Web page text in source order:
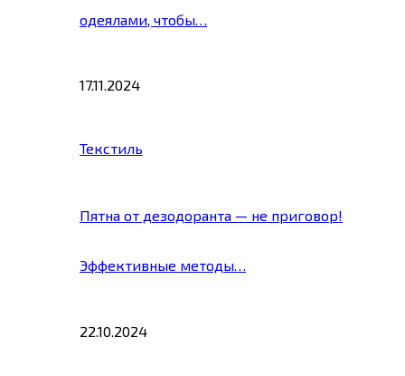
одеялами, чтобы…
17.11.2024
Текстиль
Пятна от дезодоранта — не приговор!
Эффективные методы…
22.10.2024